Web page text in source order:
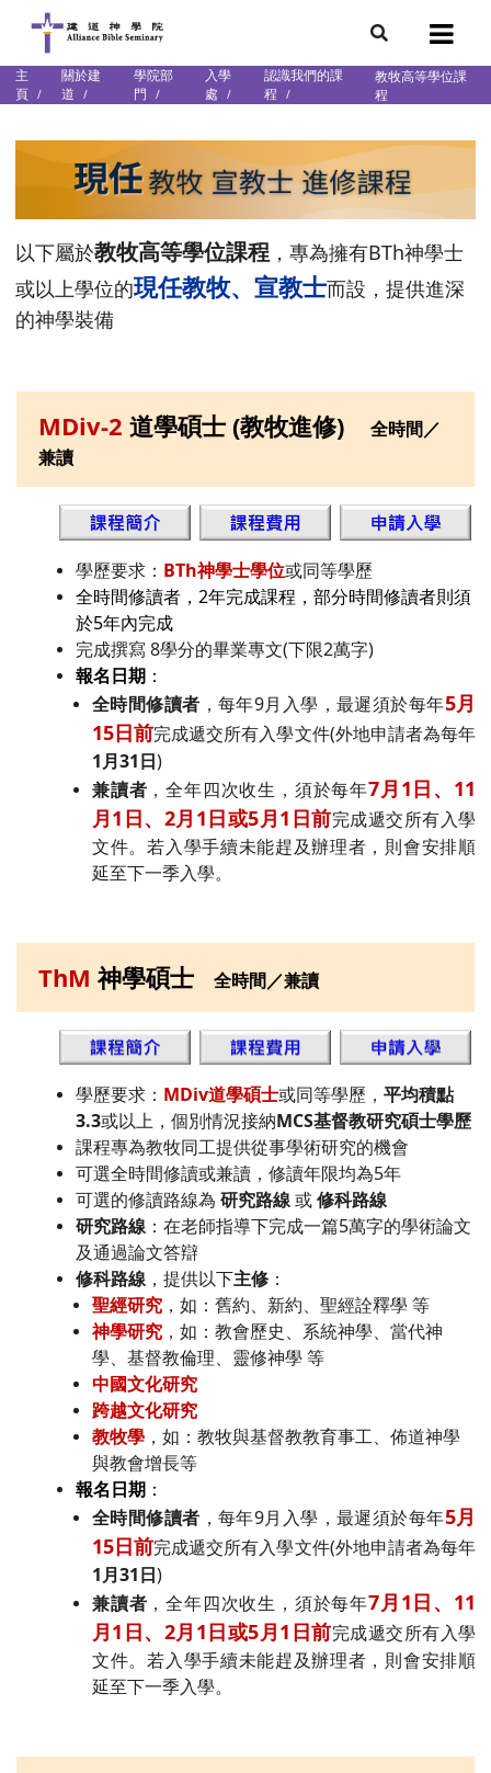
主
頁
關於建
道
學院部
門
入學
處
認識我們的課
程
教牧高等學位課
程
以下屬於教牧高等學位課程 ，專為擁有BTh神學士
或以上學位的現任教牧、宣教士而設，提供進深
的神學裝備
MDiv-2 道學碩士 (教牧進修)
全時間／
兼讀
學歷要求： BTh神學士學位或同等學歷
全時間修讀者，2年完成課程，部分時間修讀者則須
於5年內完成
完成撰寫 8學分的畢業專文(下限2萬字)
報名日期 ：
全時間修讀者 ，每年9月入學，最遲須於每年5月
15日前完成遞交所有入學文件(外地申請者為每年
1月31日)
兼讀者 ，全年四次收生，須於每年7月1日、11
月1日、2月1日或5月1日前完成遞交所有入學
文件。若入學手續未能趕及辦理者，則會安排順
延至下一季入學。
ThM神學碩士 全時間／兼讀
學歷要求： MDiv道學碩士或同等學歷， 平均積點
3.3或以上，個別情況接納MCS基督教研究碩士學歷
課程專為教牧同工提供從事學術研究的機會
可選全時間修讀或兼讀，修讀年限均為5年
可選的修讀路線為 研究路線或修科路線
研究路線 ：在老師指導下完成一篇5萬字的學術論文
及通過論文答辯
修科路線 ，提供以下主修 ：
聖經研究 ，如：舊約、新約、聖經詮釋學 等
神學研究 ，如：教會歷史、系統神學、當代神
學、基督教倫理、靈修神學 等
中國文化研究
跨越文化研究
教牧學 ，如：教牧與基督教教育事工、佈道神學
與教會增長等
報名日期 ：
全時間修讀者 ，每年9月入學，最遲須於每年5月
15日前完成遞交所有入學文件(外地申請者為每年
1月31日)
兼讀者 ，全年四次收生，須於每年7月1日、11
月1日、2月1日或5月1日前完成遞交所有入學
文件。若入學手續未能趕及辦理者，則會安排順
延至下一季入學。